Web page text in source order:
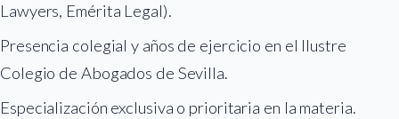
Lawyers, Emérita Legal).
Presencia colegial y años de ejercicio en el Ilustre
Colegio de Abogados de Sevilla.
Especialización exclusiva o prioritaria en la materia.